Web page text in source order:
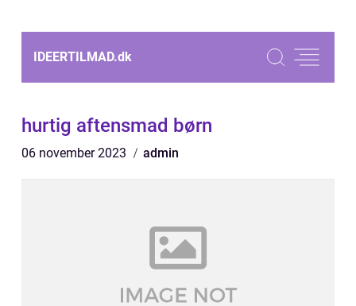
IDEERTILMAD.dk
hurtig aftensmad børn
06 november 2023 admin